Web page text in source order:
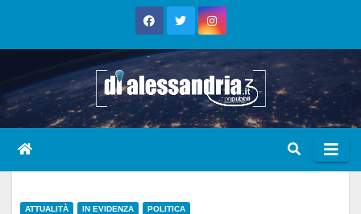
ATTUALITÀ IN EVIDENZA POLITICA